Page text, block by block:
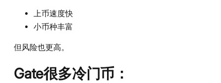
上币速度快
小币种丰富
但风险也更高。
Gate很多冷门币：